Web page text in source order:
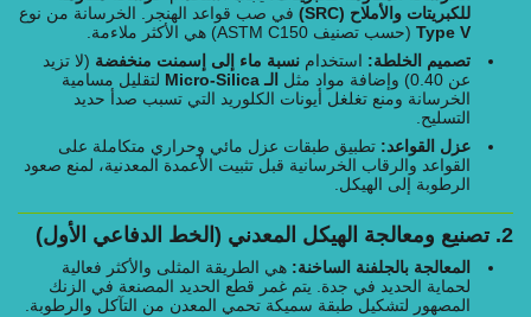
للكبريتات والأملاح (SRC)
في صب قواعد الهنجر. الخرسانة من نوع
Type V(حسب تصنيف ASTM C150) هي الأكثر ملاءمة.
تصميم الخلطة:استخدامنسبة ماء إلى إسمنت منخفضة(لا تزيد
عن 0.40) وإضافة مواد مثل
الـ Micro-Silica
لتقليل مسامية
الخرسانة ومنع تغلغل أيونات الكلوريد التي تسبب صدأ حديد
التسليح.
عزل القواعد:تطبيق طبقات عزل مائي وحراري متكاملة على
القواعد والرقاب الخرسانية قبل تثبيت الأعمدة المعدنية، لمنع صعود
الرطوبة إلى الهيكل.
المعالجة بالجلفنة الساخنة:هي الطريقة المثلى والأكثر فعالية
لحماية الحديد في جدة. يتم غمر قطع الحديد المصنعة في الزنك
المصهور لتشكيل طبقة سميكة تحمي المعدن من التآكل والرطوبة.